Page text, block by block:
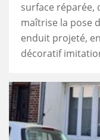
surface réparée,
maîtrise la pose
enduit projeté,
décoratif